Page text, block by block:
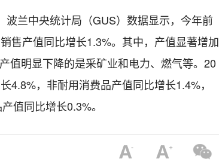
兰中央统计局（GUS）数据显示，今年前
售产值同比增长1.3%。其中，产值显著增加
值明显下降的是采矿业和电力、燃气等。20
4.8%，非耐用消费品产值同比增长1.4%，
值同比增长0.3%。